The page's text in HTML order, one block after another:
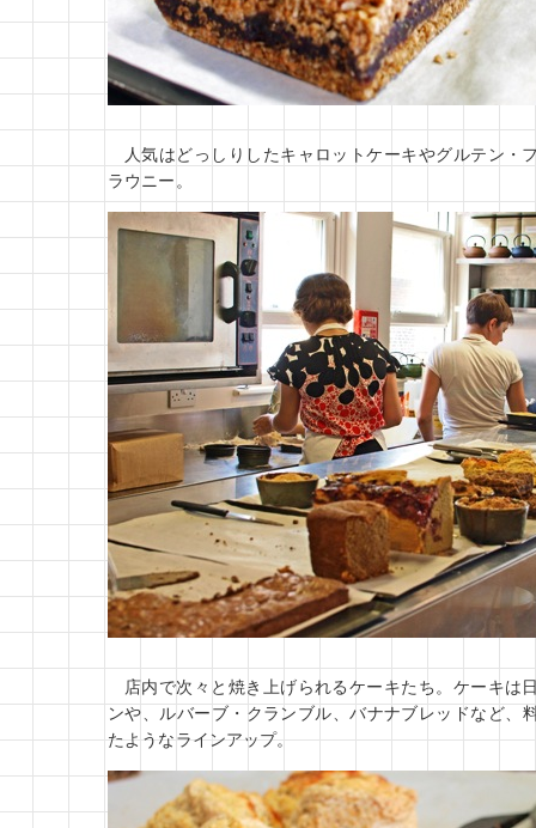
人気はどっしりしたキャロットケーキやグルテン・
ラウニー。
店内で次々と焼き上げられるケーキたち。ケーキは
ンや、ルバーブ・クランブル、バナナブレッドなど、
たようなラインアップ。